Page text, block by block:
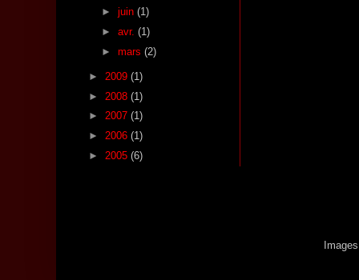
► juin (1)
► avr. (1)
► mars (2)
► 2009 (1)
► 2008 (1)
► 2007 (1)
► 2006 (1)
► 2005 (6)